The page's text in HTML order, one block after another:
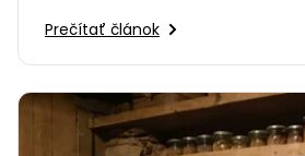
Prečítať článok